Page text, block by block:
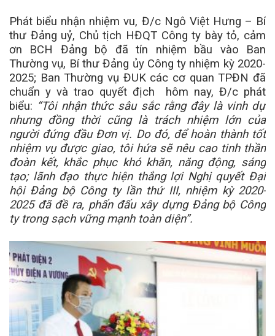
Phát biểu nhận nhiệm vu, Đ/c Ngô Việt Hưng – Bí
thư Đảng uỷ, Chủ tịch HĐQT Công ty bày tỏ, cảm
ơn BCH Đảng bộ đã tín nhiệm bầu vào Ban
Thường vụ, Bí thư Đảng ủy Công ty nhiệm kỳ 2020-
2025; Ban Thường vụ ĐUK các cơ quan TPĐN đã
chuẩn y và trao quyết địch hôm nay, Đ/c phát
biểu: “Tôi nhận thức sâu sắc rằng đây là vinh dự
nhưng đồng thời cũng là trách nhiệmlớn của
người đứng đầu Đơn vị. Do đó, để hoàn thành tốt
nhiệm vụ được giao,tôi hứa sẽ nêu cao tinh thần
đoàn kết, khắc phục khó khăn, năng động, sáng
tạo; lãnh đạo thực hiện thắng lợi Nghị quyết Đại
hội Đảng bộCông tylần thứ III, nhiệm kỳ 2020-
2025 đã đề ra, phấn đấu xây dựng Đảng bộ Công
ty trong sạch vững mạnh toàn diện”.